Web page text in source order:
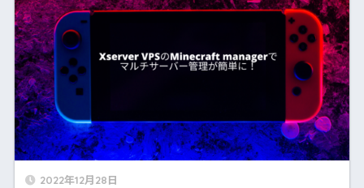
2022年12月28日